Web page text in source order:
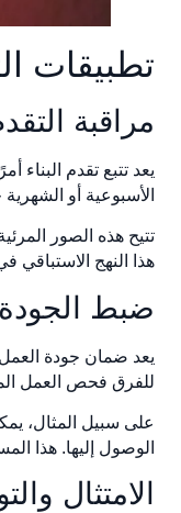
تطبيقات
مراقبة
الأسبوعية أو
تتيح هذه الصور
هذا النهج الاستباقي
ضبط الجودة
للفرق فحص العمل
الوصول إليها. هذا
الامتثال